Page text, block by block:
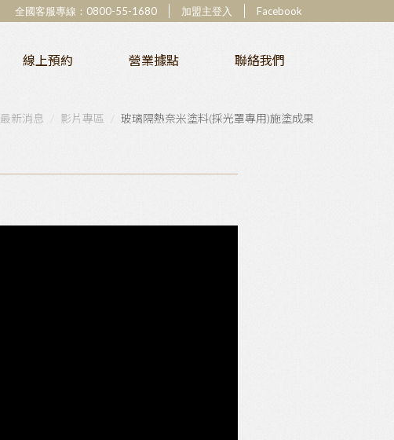
全國客服專線： 0800-55-1680 加盟主登入 Facebook
線上預約 營業據點 聯絡我們
最新消息 影片專區 玻璃隔熱奈米塗料(採光罩專用)施塗成果